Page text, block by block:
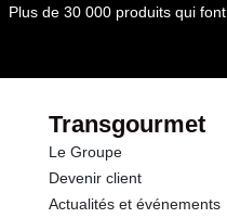
Plus de 30 000 produits qui
Transgourmet
Le Groupe
Devenir client
Actualités et événements